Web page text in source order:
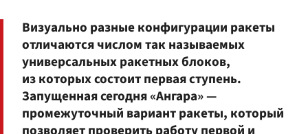
Визуально разные конфигурации ракеты
отличаются числом так называемых
универсальных ракетных блоков,
из которых состоит первая ступень.
Запущенная сегодня «Ангара» —
промежуточный вариант ракеты, который